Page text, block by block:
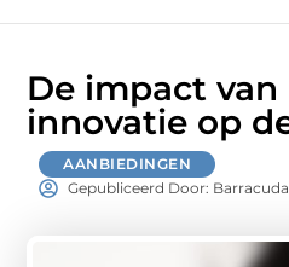
De impact
innovatie op
AANBIEDINGEN
Gepubliceerd Door: